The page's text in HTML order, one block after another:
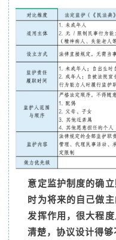
意定监护制度的确
时为将来的自己做
发挥作用，很大程
清楚，协议设计得够